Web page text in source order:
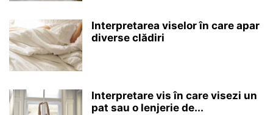
Interpretarea viselor în care apar
diverse clădiri
Interpretare vis în care visezi un
pat sau o lenjerie de...